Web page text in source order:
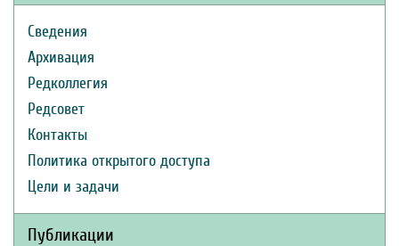
Сведения
Архивация
Редколлегия
Редсовет
Контакты
Политика открытого доступа
Цели и задачи
Публикации